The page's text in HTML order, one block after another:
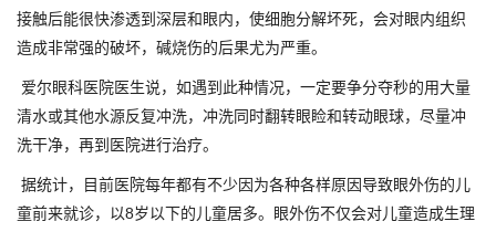
接触后能很快渗透到深层和眼内，使细胞分解坏死，会对眼内组织
造成非常强的破坏，碱烧伤的后果尤为严重。
爱尔眼科医院医生说，如遇到此种情况，一定要争分夺秒的用大量
清水或其他水源反复冲洗，冲洗同时翻转眼睑和转动眼球，尽量冲
洗干净，再到医院进行治疗。
据统计，目前医院每年都有不少因为各种各样原因导致眼外伤的儿
童前来就诊，以8岁以下的儿童居多。眼外伤不仅会对儿童造成生理